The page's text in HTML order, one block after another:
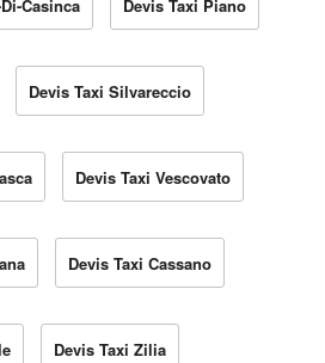
Casinca Devis Taxi Piano
Devis Taxi Silvareccio
Devis Taxi Vescovato
Devis Taxi Cassano
Devis Taxi Zilia